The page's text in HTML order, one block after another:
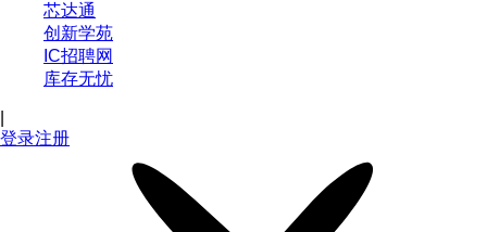
芯达通
创新学苑
IC招聘网
库存无忧
登录注册